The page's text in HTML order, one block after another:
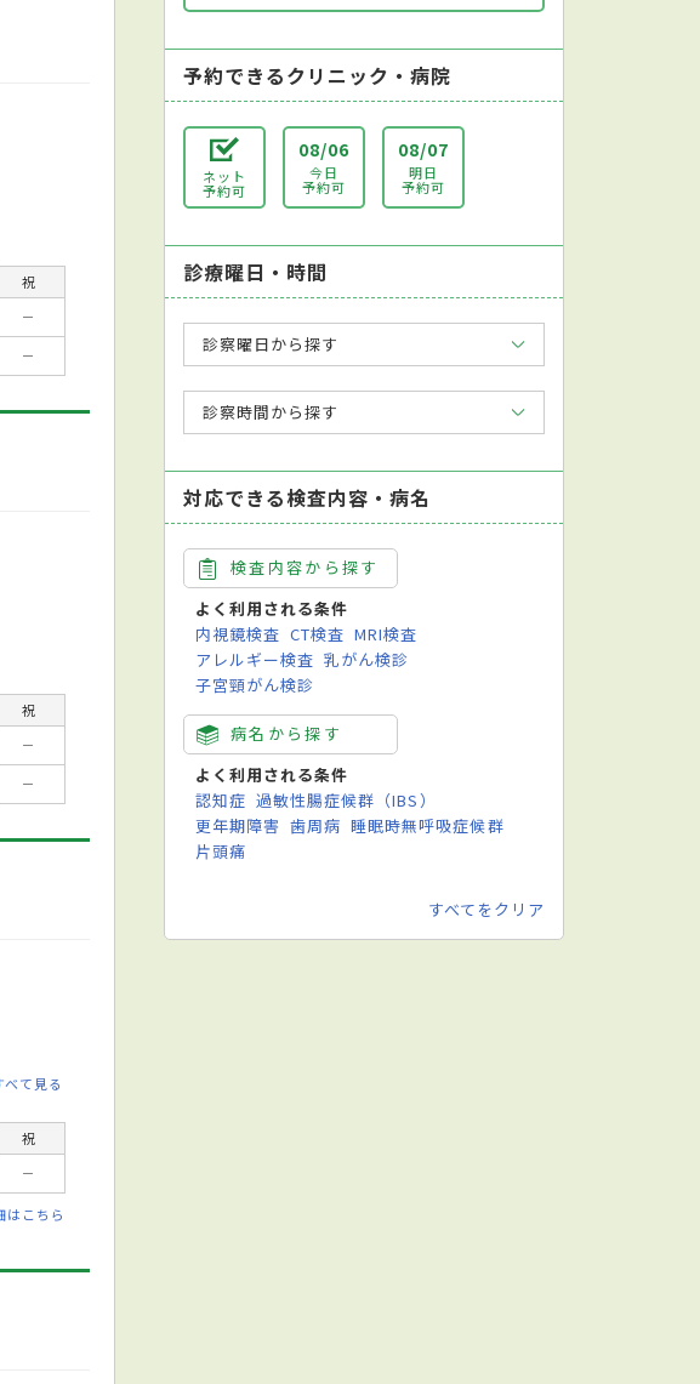
祝
－
－
祝
－
－
内科
べて見る
祝
－
はこちら
予約できるクリニック・病院
ネット
予約可
08/06
今日
予約可
08/07
明日
予約可
診療曜日・時間
診察曜日から探す
診察時間から探す
対応できる検査内容・病名
検査内容から探す
よく利用される条件
内視鏡検査 CT検査 MRI検査
アレルギー検査 乳がん検診
子宮頸がん検診
病名から探す
よく利用される条件
認知症 過敏性腸症候群（IBS）
更年期障害 歯周病 睡眠時無呼吸症候群
片頭痛
すべてをクリア